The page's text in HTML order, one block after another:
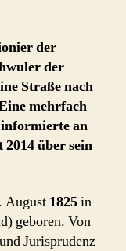
der
der
Straße nach
mehrfach
an
2014 über sein
August 1825in
geboren. Von
Jurisprudenz